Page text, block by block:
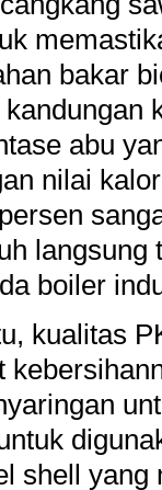
bakar
abu
nilai
langsung
boiler
kualitas
shell